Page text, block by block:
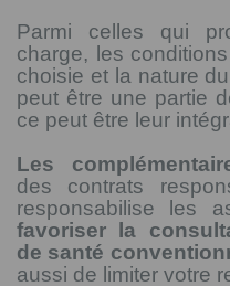
Parmi celles qui
charge, les
choisie et la nature
peut être une partie
ce peut être leur
Les
des contrats
responsabilise les
favoriser la
de santé
aussi de limiter votre